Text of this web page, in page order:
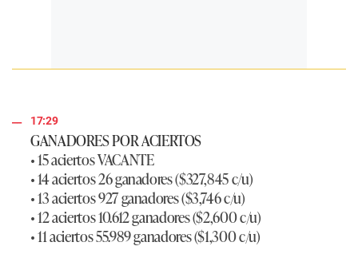
17:29
GANADORES POR ACIERTOS
• 15 aciertos VACANTE
• 14 aciertos 26 ganadores ($327,845 c/u)
• 13 aciertos 927 ganadores ($3,746 c/u)
• 12 aciertos 10.612 ganadores ($2,600 c/u)
• 11 aciertos 55.989 ganadores ($1,300 c/u)